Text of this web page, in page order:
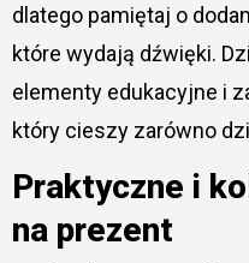
dlatego pamiętaj o
które wydają dźwięki.
elementy edukacyjne i
który cieszy zarówno
Praktyczne i
na prezent